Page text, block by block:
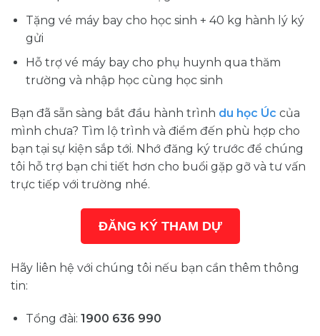
Tặng vé máy bay cho học sinh + 40 kg hành lý ký
gửi
Hỗ trợ vé máy bay cho phụ huynh qua thăm
trường và nhập học cùng học sinh
Bạn đã sẵn sàng bắt đầu hành trình du học Úc của
mình chưa? Tìm lộ trình và điểm đến phù hợp cho
bạn tại sự kiện sắp tới. Nhớ đăng ký trước để chúng
tôi hỗ trợ bạn chi tiết hơn cho buổi gặp gỡ và tư vấn
trực tiếp với trường nhé.
ĐĂNG KÝ THAM DỰ
Hãy liên hệ với chúng tôi nếu bạn cần thêm thông
tin:
Tổng đài: 1900 636 990